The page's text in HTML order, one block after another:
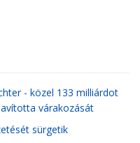
- közel 133 milliárdot
várakozását
sürgetik